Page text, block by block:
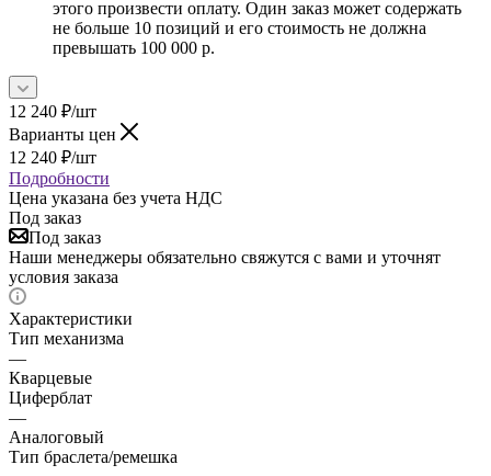
этого произвести оплату. Один заказ может содержать
не больше 10 позиций и его стоимость не должна
превышать 100 000 р.
12 240 ₽/шт
Варианты цен
12 240 ₽/шт
Подробности
Цена указана без учета НДС
Под заказ
Под заказ
Наши менеджеры обязательно свяжутся с вами и уточнят
условия заказа
Характеристики
Тип механизма
—
Кварцевые
Циферблат
—
Аналоговый
Тип браслета/ремешка